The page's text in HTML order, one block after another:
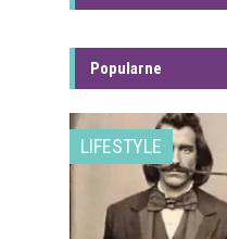
Popularne
LIFESTYLE